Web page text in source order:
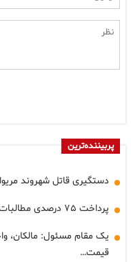
پربیننده‌ترین
دستگیری قاتل شهروند
پرداخت ۷۵ درصدی مطالبات چایکاران
یک مقام مسئول: مالکان،
قیمت…